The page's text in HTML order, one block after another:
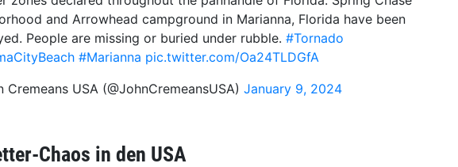
and Arrowhead campground in Marianna, Florida have been
People are missing or buried under rubble. #Tornado
#Marianna pic.twitter.com/Oa24TLDGfA
USA (@JohnCremeansUSA) January 9, 2024
Chaos in den USA